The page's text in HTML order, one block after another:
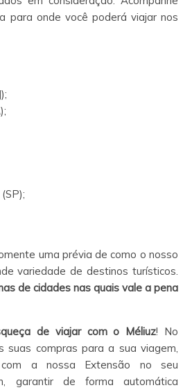
para onde você poderá viajar nos
uma prévia de como o nosso
variedade de destinos turísticos.
de cidades nas quais vale a pena
de viajar com o Méliuz! No
suas compras para a sua viagem,
a nossa Extensão no seu
garantir de forma automática